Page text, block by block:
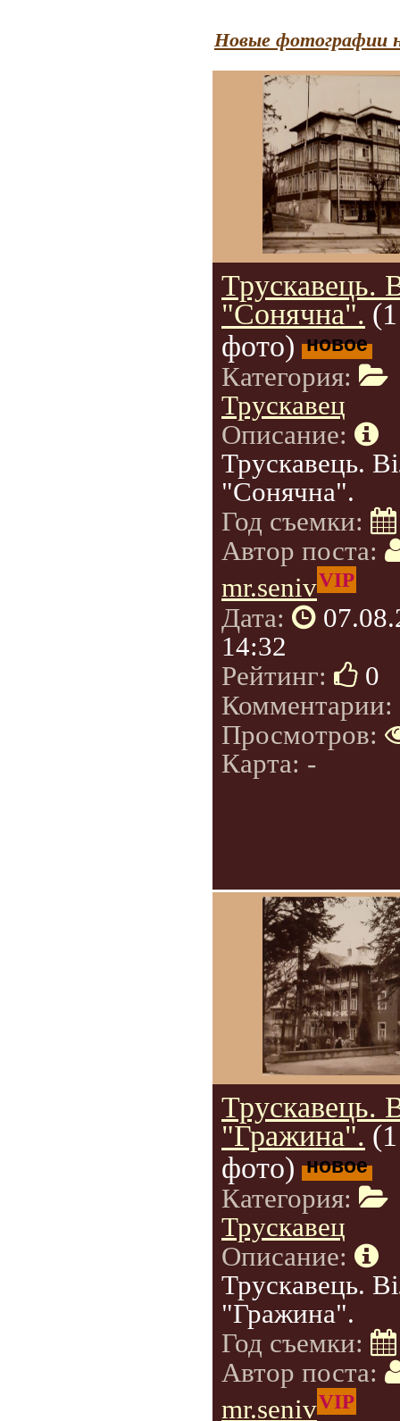
Новые фотографии
Трускавець.
"Сонячна". (1
фото) новое
Категория:
Трускавец
Описание:
Трускавець.
"Сонячна".
Год съемки:
Автор поста:
mr.senivVIP
Дата:
14:32
Рейтинг:
0
Комментарии:
Просмотров:
Карта: -
Трускавець.
"Гражина". (1
фото) новое
Категория:
Трускавец
Описание:
Трускавець.
"Гражина".
Год съемки:
Автор поста:
mr.senivVIP